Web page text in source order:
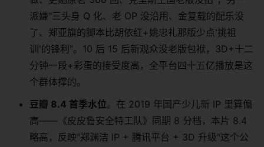
派嫌"三头身 Q 化、老 OP 没沿用、金复载的配乐没
了、郑亚旗的脚本比胡依红+姚忠礼那版少点'挑祖
训'的锋利"。10 后 15 后新观众没老版包袱，3D+十二
分钟一段+彩蛋的接受度高，全平台四十五亿播放是这
个群体撑的。
豆瓣 8.4 首季水位。在 2019 年国产少儿新 IP 里算偏
高——《皮皮鲁安全特工队》同期 8 分档，本片 8.4
略高，反映"郑渊洁 IP + 腾讯平台 + 3D 升级"这个公